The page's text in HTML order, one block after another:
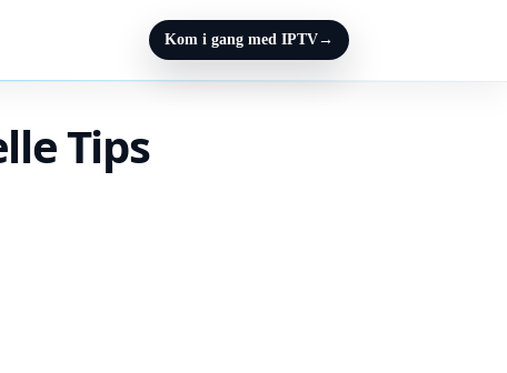
Kom i gang med IPTV→
Tips